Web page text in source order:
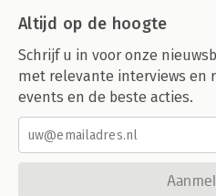
Altijd op de hoogte
Schrijf u in voor onze
met relevante interviews en
events en de beste acties.